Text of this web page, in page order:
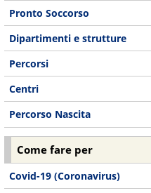
Pronto Soccorso
Dipartimenti e strutture
Percorsi
Centri
Percorso Nascita
Come fare per
Covid-19 (Coronavirus)